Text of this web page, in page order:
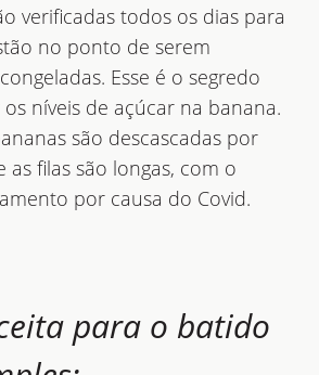
verificadas todos os dias para
no ponto de serem
Esse é o segredo
níveis de açúcar na banana.
são descascadas por
as filas são longas, com o
por causa do Covid.
para o batido